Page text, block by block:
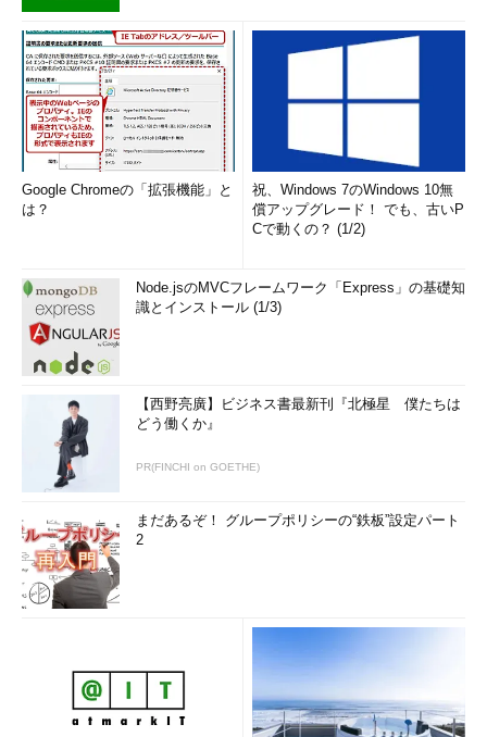
ルスペースのサイズと残り容量を把握しながら運用しなくてはな
らないからです。
テーブルスペースの残りが足りなくなってきたら、改めて
ALTER TABLESPACE文を使ってデータファイルを追加します。
SQL> ALTER TABLESPACE
USER1 ADD DATAFILE
'/oracle/SFO/user1_3.dbf'
size
altered.
テーブルスペース管理の重要性
実際に運用されているデータベースでよくある問題は、テーブ
ルスペースの領域に関するものでしょう。データは、どんなシス
テムでも常に増えていくといっても過言ではありません。残り領
域が少なくなると、新しいテーブルが作れなくなったり
EXTEND
エラー（テーブルが拡張できない）が発生したりします。OSの
管理の第1歩がディスク（ボリューム）の管理であるのと同様、
Oracleマイスターとしてはテーブルスペースの残り領域をしっか
り管理しましょう。最初に見積もったテーブルサイズのまま一切
拡張しない（必要ない）のが一番理想的なのですが、実際の運用
ではテーブルの拡張は致し方ないところだと思います。
作成したテーブルスペースやデータファイルの大きさ、そして
SQL> select *
from
dba_data_files
SQL> select * sys.dba_free_space;
Google Chromeの「拡張機能」と
は？
祝、Windows 7のWindows 10無
償アップグレード！ でも、古いP
Cで動くの？ (1/2)
Node.jsのMVCフレームワーク「Express」の基礎知
識とインストール (1/3)
【西野亮廣】ビジネス書最新刊『北極星 僕たちは
どう働くか』
PR(FINCHI on GOETHE)
まだあるぞ！ グループポリシーの“鉄板”設定パート
2